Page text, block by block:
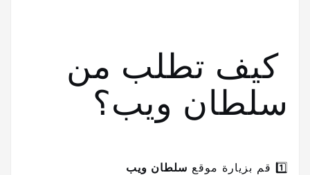
كيف تطلب من
سلطان ويب؟
1️⃣ قم بزيارة موقع سلطان ويب